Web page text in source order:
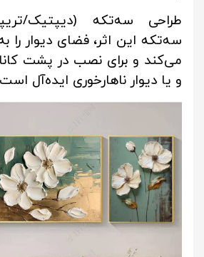
طراحی سه‌تکه (دیپتیک/
سه‌تکه این اثر، فضای دیوار را
می‌کند و برای نصب در پشت
و یا دیوار ناهارخوری ایده‌آل است